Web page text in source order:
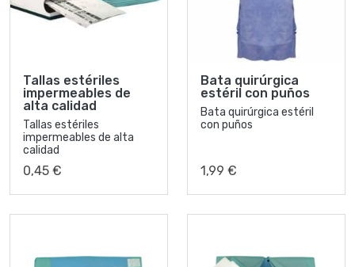
Tallas estériles
impermeables de
alta calidad
Tallas estériles
impermeables de alta
calidad
0,45 €
Bata quirúrgica
estéril con puños
Bata quirúrgica estéril
con puños
1,99 €